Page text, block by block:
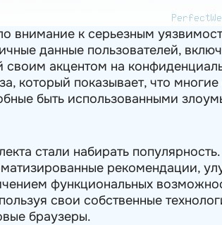
внимание к серьезным
данные пользователей,
акцентом на
который показывает, что
быть использованными
стали набирать
рекомендации,
функциональных
свои собственные
браузеры.